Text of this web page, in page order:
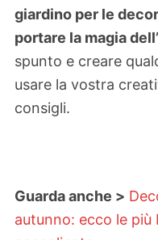
giardino per le
portare la magia
spunto e creare
usare la vostra
consigli.
Guarda anche >
autunno: ecco le più